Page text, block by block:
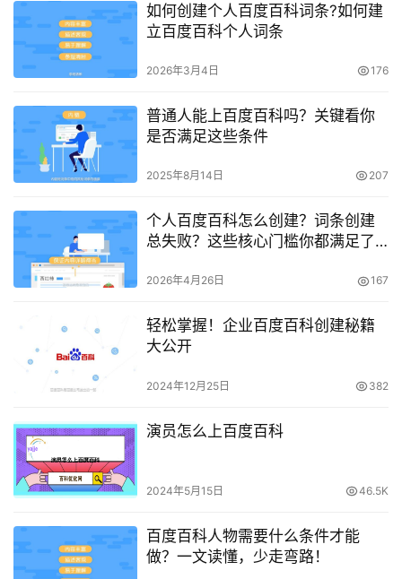
如何创建个人百度百科词条?如何建
立百度百科个人词条
2026年3月4日 176
普通人能上百度百科吗？关键看你
是否满足这些条件
2025年8月14日 207
个人百度百科怎么创建？词条创建
总失败？这些核心门槛你都满足了
2026年4月26日 167
轻松掌握！企业百度百科创建秘籍
大公开
2024年12月25日 382
演员怎么上百度百科
2024年5月15日 46.5K
百度百科人物需要什么条件才能
做？一文读懂，少走弯路！